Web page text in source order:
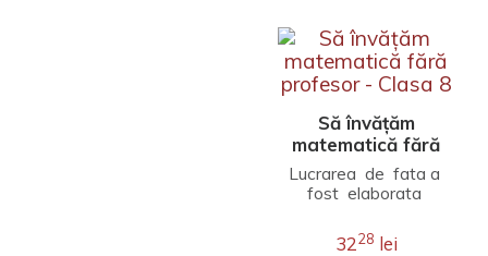
Să învățăm
matematică fără
profesor - Clasa 8
Lucrarea de fata a
fost elaborata
scolar..
3228 lei